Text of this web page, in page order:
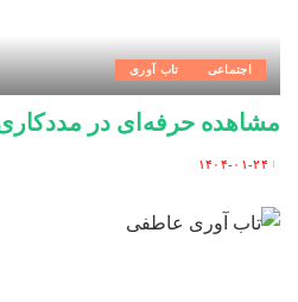
اجتماعی تاب آوری
مشاهده حرفه‌ای در
Posted
۱۴۰۴-۰۱-۲۴